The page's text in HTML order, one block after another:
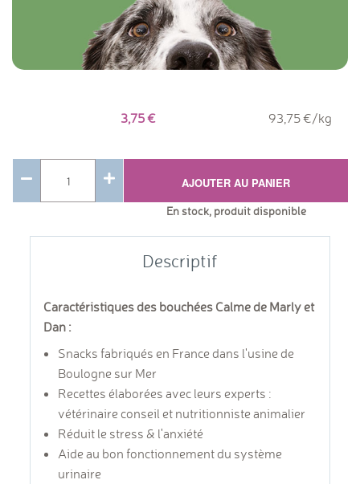
3,75 93,75 €/kg
AJOUTER AU PANIER
En stock, produit disponible
Descriptif
Caractéristiques des bouchées Calme de Marly et
Dan :
Snacks fabriqués en France dans l'usine de
Boulogne sur Mer
Recettes élaborées avec leurs experts :
vétérinaire conseil et nutritionniste animalier
Réduit le stress & l'anxiété
Aide au bon fonctionnement du système
urinaire